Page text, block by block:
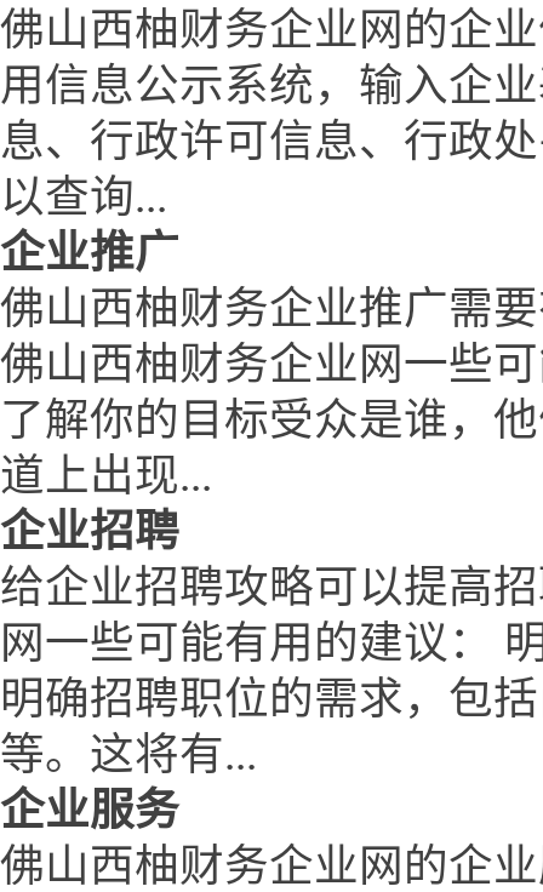
佛山西柚财务企业网的企
用信息公示系统，输入企
息、行政许可信息、行政
以查询...
企业推广
佛山西柚财务企业推广需
佛山西柚财务企业网一些
了解你的目标受众是谁，
道上出现...
企业招聘
给企业招聘攻略可以提高
网一些可能有用的建议：
明确招聘职位的需求，包
等。这将有...
企业服务
佛山西柚财务企业网的企